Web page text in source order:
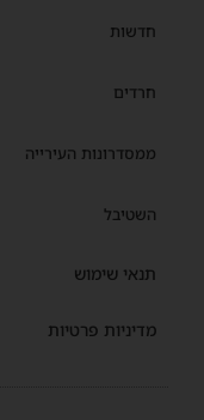
חדשות
חרדים
ממסדרונות העירייה
השטיבל
תנאי שימוש
מדיניות פרטיות